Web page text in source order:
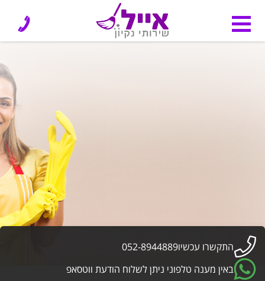
התקשרו עכשיו052-8944889
באין מענה טלפוני ניתן לשלוח הודעת ווטסאפ